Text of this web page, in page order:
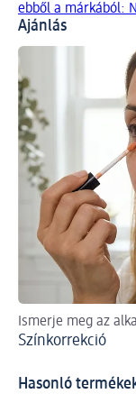
ebből a márkából:
Ajánlás
Ismerje meg az
Színkorrekció
Hasonló